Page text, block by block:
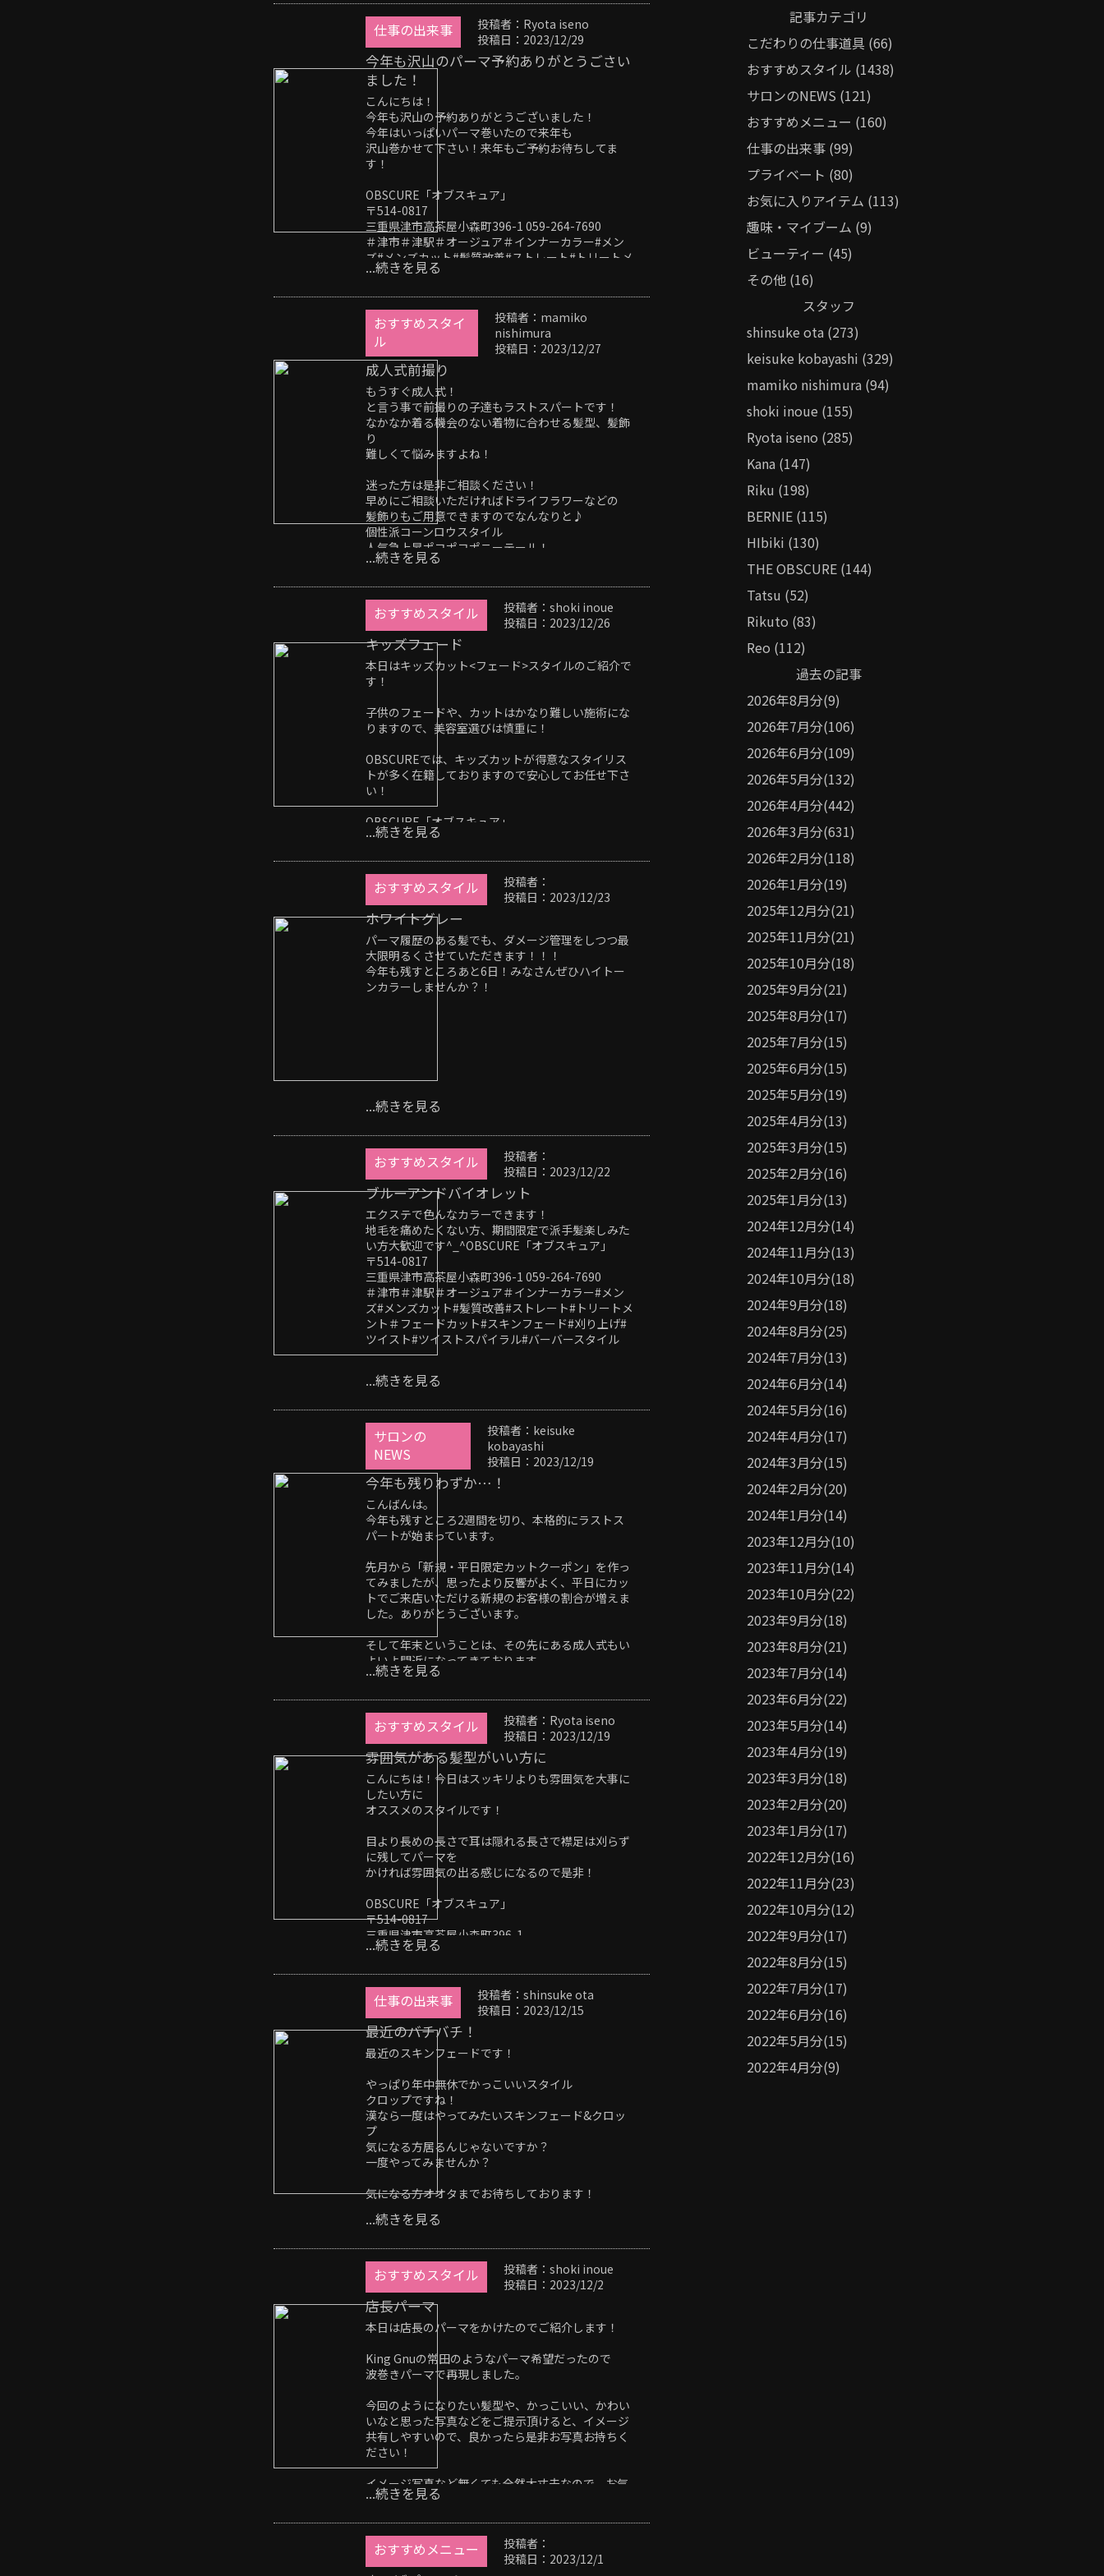
仕事の出来事
投稿者：Ryota iseno
投稿日：2023/12/29
今年も沢山のパーマ予約ありがとうごさい
ました！
こんにちは！
今年も沢山の予約ありがとうございました！
今年はいっぱいパーマ巻いたので来年も
沢山巻かせて下さい！来年もご予約お待ちしてま
す！
OBSCURE「オブスキュア」
〒514-0817
三重県津市高茶屋小森町396-1 059-264-7690
＃津市＃津駅＃オージュア＃インナーカラー#メン
ズ#メンズカット#髪質改善#ストレート#トリートメ
ント＃フェードカット#スキンフェード#刈り上げ#
...続きを見る
おすすめスタイ
ル
投稿者：mamiko
nishimura
投稿日：2023/12/27
成人式前撮り
もうすぐ成人式！
と言う事で前撮りの子達もラストスパートです！
なかなか着る機会のない着物に合わせる髪型、髪飾
り
難しくて悩みますよね！
迷った方は是非ご相談ください！
早めにご相談いただければドライフラワーなどの
髪飾りもご用意できますのでなんなりと♪
個性派コーンロウスタイル
人気急上昇ポコポコポニーテール！
OBSCURE「オブスキュア」
〒514-0817
三重県津市高茶屋小森町396-1
059-264-7690
＃津市＃津駅＃オージュア＃インナーカラー#メン
ズ#メンズカット#髪質改善#ストレート#トリートメ
ント＃フェードカット#スキンフェード#刈り上げ#
ツイスト#ツイストスパイラル#バーバースタイル#
...続きを見る
おすすめスタイル
投稿者：shoki inoue
投稿日：2023/12/26
キッズフェード
本日はキッズカット<フェード>スタイルのご紹介で
す！
子供のフェードや、カットはかなり難しい施術にな
りますので、美容室選びは慎重に！
OBSCUREでは、キッズカットが得意なスタイリス
トが多く在籍しておりますので安心してお任せ下さ
い！
OBSCURE「オブスキュア」
〒514-0817
＃津市＃津駅＃オージュア＃インナーカラー#メン
ズ#メンズカット#髪質改善#ストレート#トリートメ
ント＃フェードカット#スキンフェード#刈り上げ#
ツイスト#ツイストスパイラル#バーバースタイル#
ヘッドスパ
...続きを見る
おすすめスタイル
投稿者：
投稿日：2023/12/23
ホワイトグレー
パーマ履歴のある髪でも、ダメージ管理をしつつ最
大限明るくさせていただきます！！！
今年も残すところあと6日！みなさんぜひハイトー
ンカラーしませんか？！
...続きを見る
おすすめスタイル
投稿者：
投稿日：2023/12/22
ブルーアンドバイオレット
エクステで色んなカラーできます！
地毛を痛めたくない方、期間限定で派手髪楽しみた
い方大歓迎です^_^OBSCURE「オブスキュア」
〒514-0817
三重県津市高茶屋小森町396-1 059-264-7690
＃津市＃津駅＃オージュア＃インナーカラー#メン
ズ#メンズカット#髪質改善#ストレート#トリートメ
ント＃フェードカット#スキンフェード#刈り上げ#
ツイスト#ツイストスパイラル#バーバースタイル
...続きを見る
サロンの
NEWS
投稿者：keisuke
kobayashi
投稿日：2023/12/19
今年も残りわずか…！
こんばんは。
今年も残すところ2週間を切り、本格的にラストス
パートが始まっています。
先月から「新規・平日限定カットクーポン」を作っ
てみましたが、思ったより反響がよく、平日にカッ
トでご来店いただける新規のお客様の割合が増えま
した。ありがとうございます。
そして年末ということは、その先にある成人式もい
よいよ間近になってきております。
レイズ、コーンロウをお考えの方は、是非当店にお
一生に一度の成人式にもとてもおすすめです。
お気軽にお問い合わせください。
OBSCURE「オブスキュア」
〒514-0817
三重県津市高茶屋小森町396-1
059-264-7690
＃津市＃津駅＃オージュア＃インナーカラー#メン
ズ#メンズカット#髪質改善#ストレート#トリートメ
ント＃フェードカット#スキンフェード#刈り上げ#
ツイスト#ツイストスパイラル#バーバースタイル#
ヘッドスパ
...続きを見る
おすすめスタイル
投稿者：Ryota iseno
投稿日：2023/12/19
雰囲気がある髪型がいい方に
こんにちは！今日はスッキリよりも雰囲気を大事に
したい方に
オススメのスタイルです！
目より長めの長さで耳は隠れる長さで襟足は刈らず
に残してパーマを
かければ雰囲気の出る感じになるので是非！
OBSCURE「オブスキュア」
〒514-0817
三重県津市高茶屋小森町396-1
059-264-7690
ント＃フェードカット#スキンフェード#刈り上げ#
ツイスト#ツイストスパイラル#バーバースタイル
...続きを見る
仕事の出来事
投稿者：shinsuke ota
投稿日：2023/12/15
最近のバチバチ！
最近のスキンフェードです！
やっぱり年中無休でかっこいいスタイル
クロップですね！
漢なら一度はやってみたいスキンフェード&クロッ
プ
気になる方居るんじゃないですか？
一度やってみませんか？
気になる方オオタまでお待ちしております！
OBSCURE「オブスキュア」
＃津市＃津駅＃オージュア＃インナーカラー#メン
ズ#メンズカット#髪質改善#ストレート#トリートメ
ント＃フェードカット#スキンフェード#刈り上げ#
ツイスト #ヘッドスパ
...続きを見る
おすすめスタイル
投稿者：shoki inoue
投稿日：2023/12/2
店長パーマ
本日は店長のパーマをかけたのでご紹介します！
King Gnuの常田のようなパーマ希望だったので
波巻きパーマで再現しました。
今回のようになりたい髪型や、かっこいい、かわい
いなと思った写真などをご提示頂けると、イメージ
共有しやすいので、良かったら是非お写真お持ちく
ださい！
イメージ写真など無くても全然大丈夫なので、お気
軽にご相談下さい！OBSCURE「オブスキュア」
＃津市＃津駅 #メンズ#メンズカット #髪質改善 #ス
トレートパーマ #トリートメント＃フェードカット
...続きを見る
おすすめメニュー
投稿者：
投稿日：2023/12/1
記事カテゴリ
こだわりの仕事道具 (66)
おすすめスタイル (1438)
サロンのNEWS (121)
おすすめメニュー (160)
仕事の出来事 (99)
プライベート (80)
お気に入りアイテム (113)
趣味・マイブーム (9)
ビューティー (45)
その他 (16)
スタッフ
shinsuke ota (273)
keisuke kobayashi (329)
mamiko nishimura (94)
shoki inoue (155)
Ryota iseno (285)
Kana (147)
Riku (198)
BERNIE (115)
HIbiki (130)
THE OBSCURE (144)
Tatsu (52)
Rikuto (83)
Reo (112)
過去の記事
2026年8月分(9)
2026年7月分(106)
2026年6月分(109)
2026年5月分(132)
2026年4月分(442)
2026年3月分(631)
2026年2月分(118)
2026年1月分(19)
2025年12月分(21)
2025年11月分(21)
2025年10月分(18)
2025年9月分(21)
2025年8月分(17)
2025年7月分(15)
2025年6月分(15)
2025年5月分(19)
2025年4月分(13)
2025年3月分(15)
2025年2月分(16)
2025年1月分(13)
2024年12月分(14)
2024年11月分(13)
2024年10月分(18)
2024年9月分(18)
2024年8月分(25)
2024年7月分(13)
2024年6月分(14)
2024年5月分(16)
2024年4月分(17)
2024年3月分(15)
2024年2月分(20)
2024年1月分(14)
2023年12月分(10)
2023年11月分(14)
2023年10月分(22)
2023年9月分(18)
2023年8月分(21)
2023年7月分(14)
2023年6月分(22)
2023年5月分(14)
2023年4月分(19)
2023年3月分(18)
2023年2月分(20)
2023年1月分(17)
2022年12月分(16)
2022年11月分(23)
2022年10月分(12)
2022年9月分(17)
2022年8月分(15)
2022年7月分(17)
2022年6月分(16)
2022年5月分(15)
2022年4月分(9)